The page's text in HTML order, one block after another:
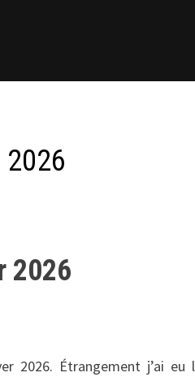
2026
2026
2026. Étrangement j’ai